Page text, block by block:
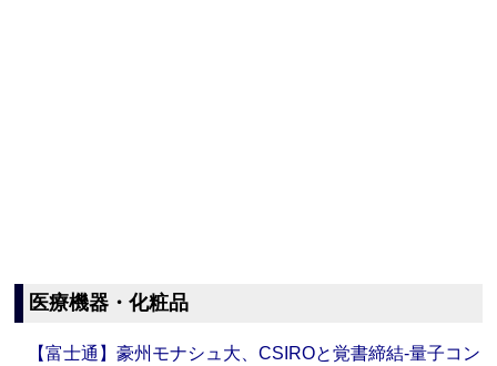
医療機器・化粧品
【富士通】豪州モナシュ大、CSIROと覚書締結‐量子コン